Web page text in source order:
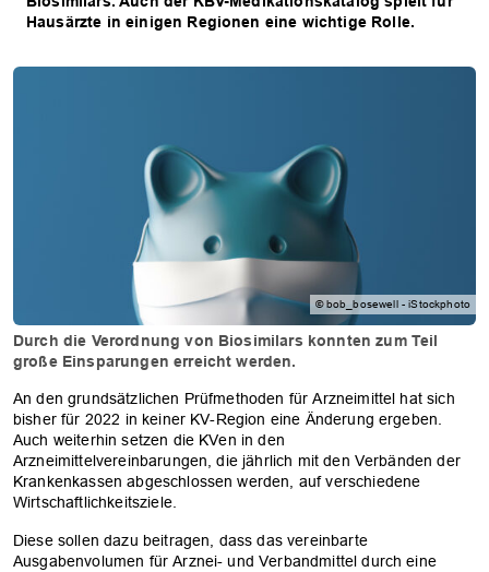
Hausärzte in einigen Regionen eine wichtige Rolle.
© bob_bosewell - iStockphoto
Durch die Verordnung von Biosimilars konnten zum Teil
große Einsparungen erreicht werden.
An den grundsätzlichen Prüfmethoden für Arzneimittel hat sich
bisher für 2022 in keiner KV-Region eine Änderung ergeben.
Auch weiterhin setzen die KVen in den
Arzneimittelvereinbarungen, die jährlich mit den Verbänden der
Krankenkassen abgeschlossen werden, auf verschiedene
Wirtschaftlichkeitsziele.
Diese sollen dazu beitragen, dass das vereinbarte
Ausgabenvolumen für Arznei- und Verbandmittel durch eine